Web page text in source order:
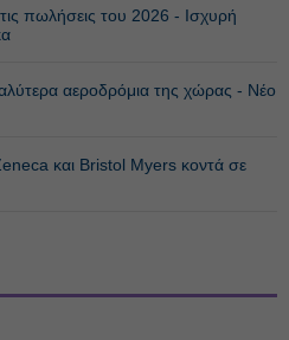
πωλήσεις του 2026 - Ισχυρή
αεροδρόμια της χώρας - Νέο
και Bristol Myers κοντά σε